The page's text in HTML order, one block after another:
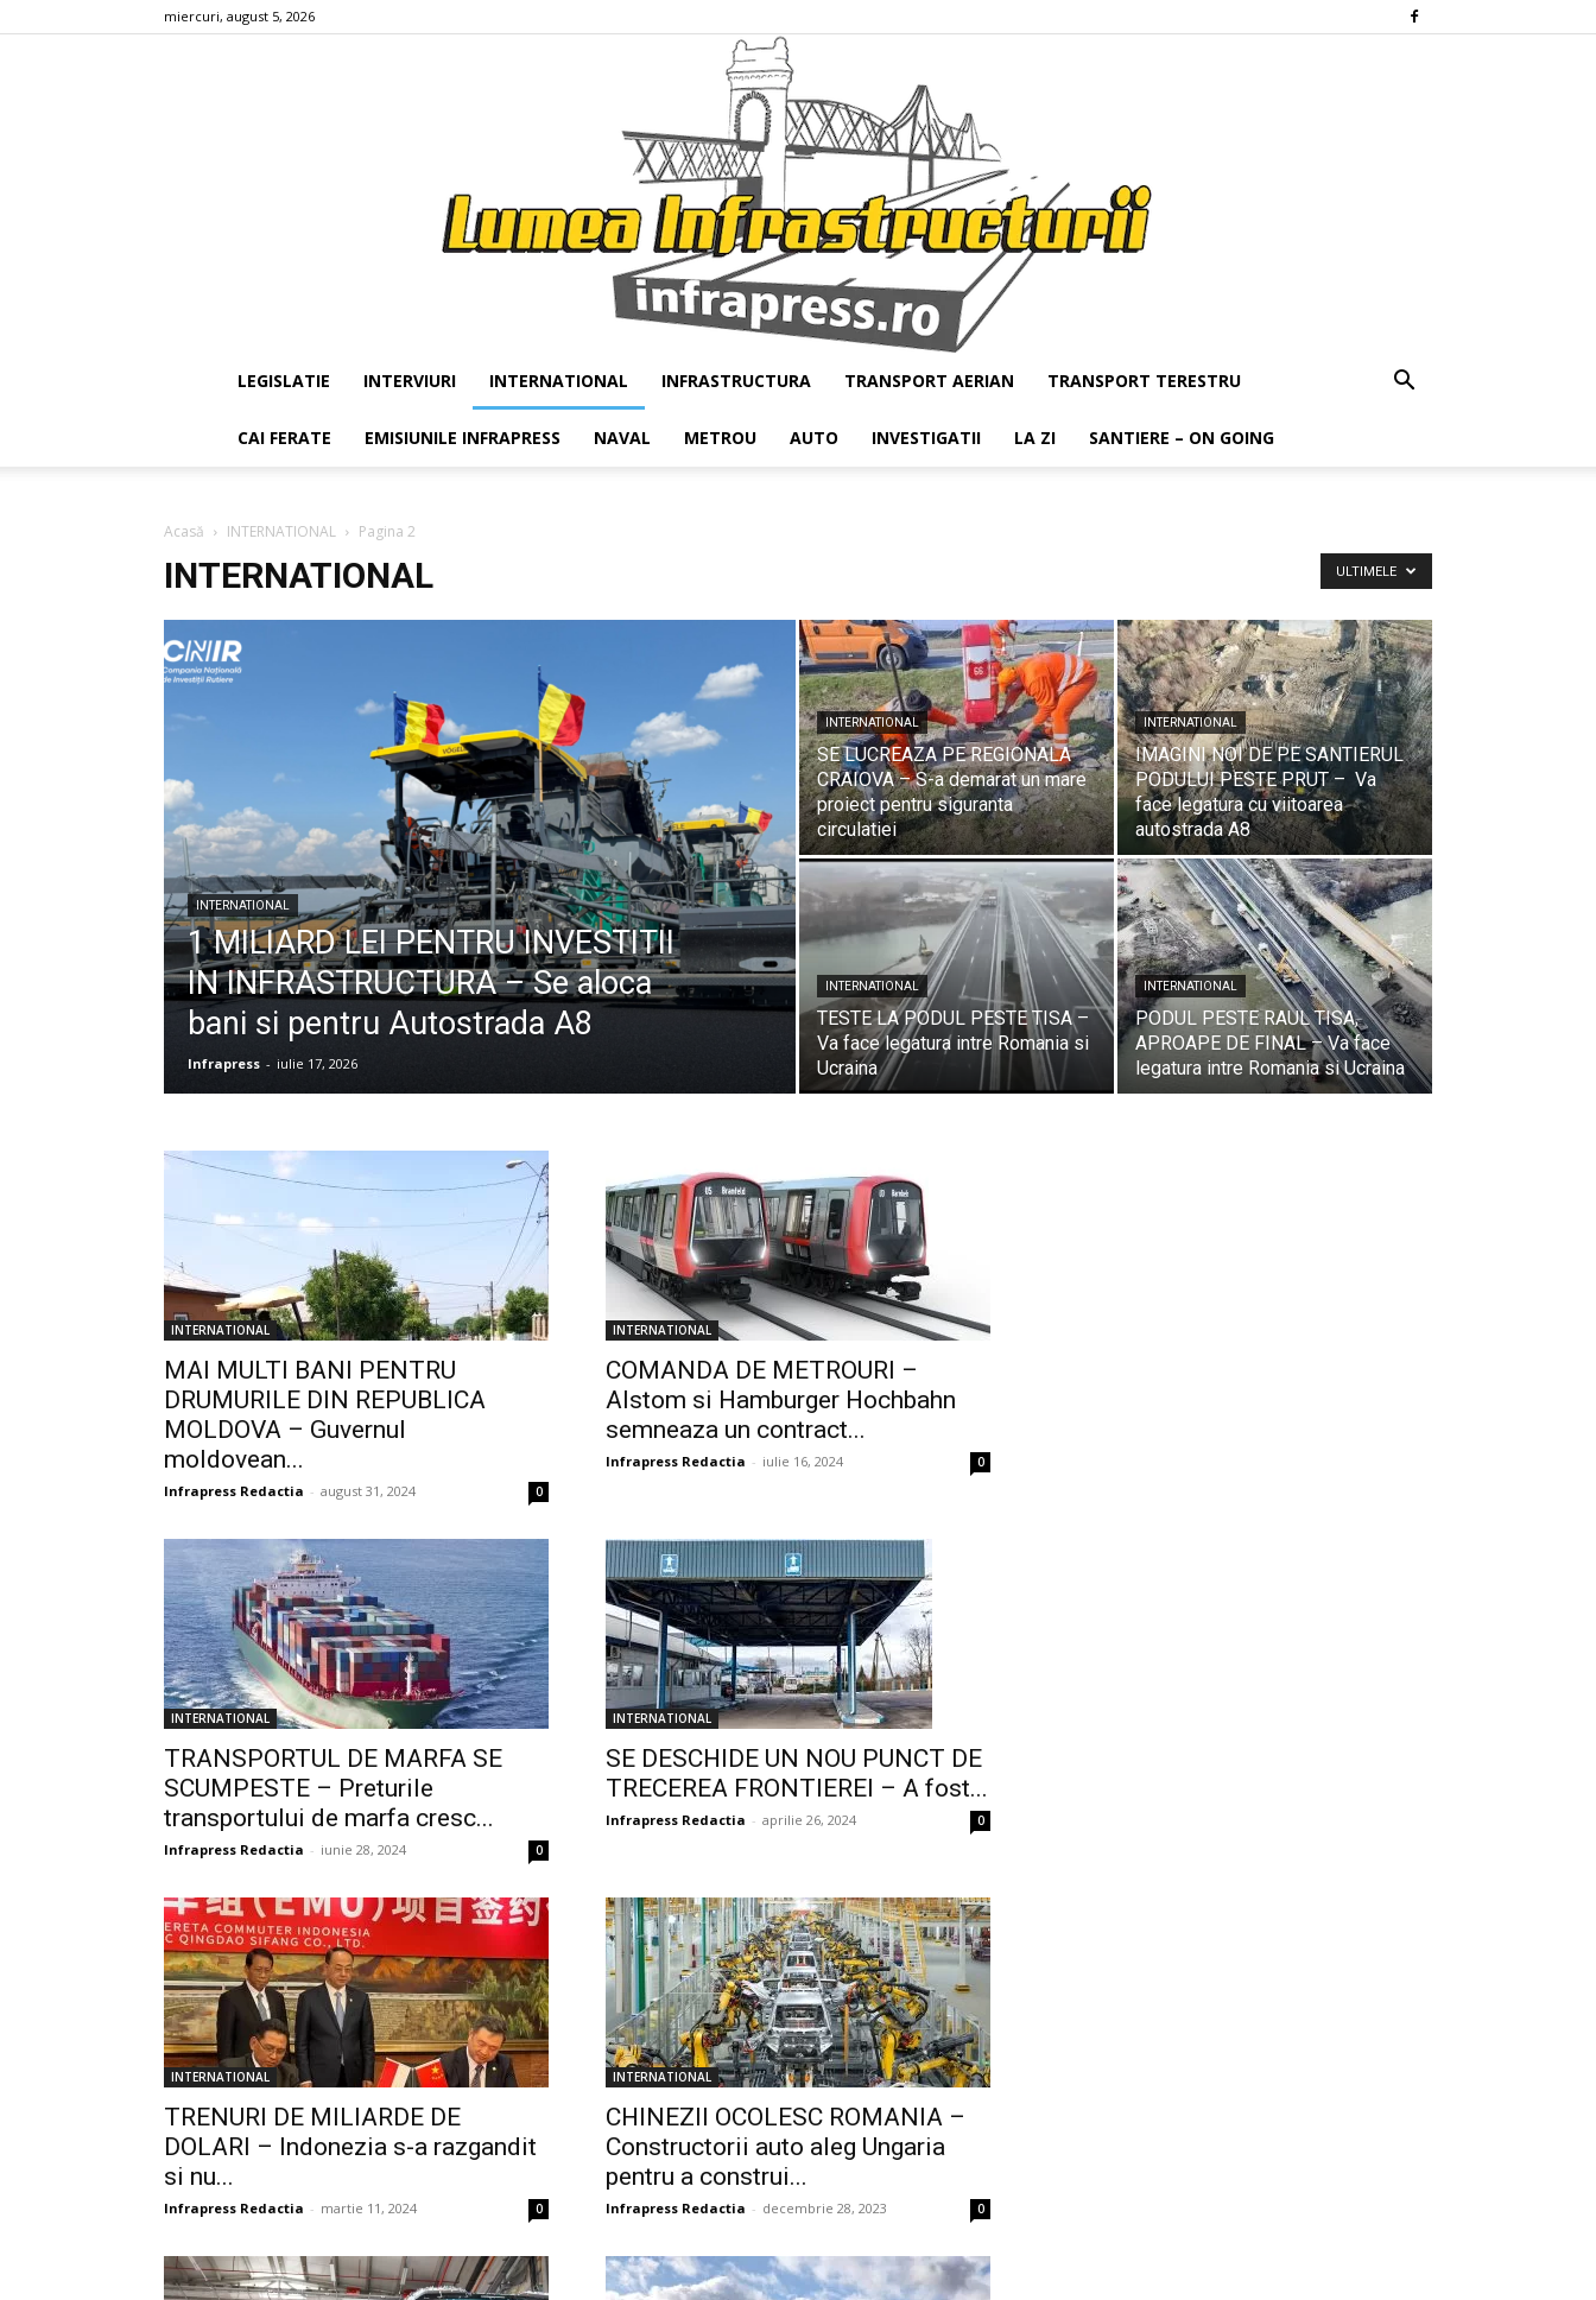
miercuri, august 5, 2026
Infrapress
LEGISLATIE INTERVIURI INTERNATIONAL INFRASTRUCTURA TRANSPORT AERIAN TRANSPORT TERESTRU
CAI FERATE EMISIUNILE INFRAPRESS NAVAL METROU AUTO INVESTIGATII LA ZI SANTIERE – ON GOING
Acasă INTERNATIONAL Pagina 2
INTERNATIONAL ULTIMELE
INTERNATIONAL
1 MILIARD LEI PENTRU INVESTITII
IN INFRASTRUCTURA – Se aloca
bani si pentru Autostrada A8
Infrapress - iulie 17, 2026
INTERNATIONAL
SE LUCREAZA PE REGIONALA
CRAIOVA – S-a demarat un mare
proiect pentru siguranta
circulatiei
INTERNATIONAL
IMAGINI NOI DE PE SANTIERUL
PODULUI PESTE PRUT – Va
face legatura cu viitoarea
autostrada A8
INTERNATIONAL
TESTE LA PODUL PESTE TISA –
Va face legatura intre Romania si
Ucraina
INTERNATIONAL
PODUL PESTE RAUL TISA,
APROAPE DE FINAL – Va face
legatura intre Romania si Ucraina
INTERNATIONAL
MAI MULTI BANI PENTRU
DRUMURILE DIN REPUBLICA
MOLDOVA – Guvernul
moldovean...
Infrapress Redactia - august 31, 2024 0
INTERNATIONAL
COMANDA DE METROURI –
Alstom si Hamburger Hochbahn
semneaza un contract...
Infrapress Redactia - iulie 16, 2024 0
INTERNATIONAL
TRANSPORTUL DE MARFA SE
SCUMPESTE – Preturile
transportului de marfa cresc...
Infrapress Redactia - iunie 28, 2024 0
INTERNATIONAL
SE DESCHIDE UN NOU PUNCT DE
TRECEREA FRONTIEREI – A fost...
Infrapress Redactia - aprilie 26, 2024 0
INTERNATIONAL
TRENURI DE MILIARDE DE
DOLARI – Indonezia s-a razgandit
si nu...
Infrapress Redactia - martie 11, 2024 0
INTERNATIONAL
CHINEZII OCOLESC ROMANIA –
Constructorii auto aleg Ungaria
pentru a construi...
Infrapress Redactia - decembrie 28, 2023 0